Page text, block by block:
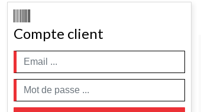
Compte client